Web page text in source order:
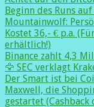
Beginn des Runs
Mountainwolf:
Kostet 36,- € p.a.
erhältlich!)
Binance zahlt 4,3
🦅 SEC verklagt
Der Smart ist bei
Maxwell, die
gestartet